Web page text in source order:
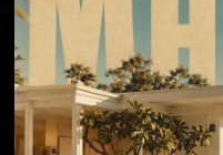
28 DE JULIO DE 2026
ARQUITECTURA POST AND